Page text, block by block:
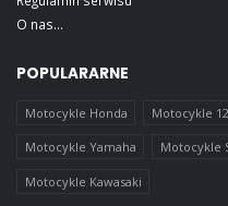
O nas...
POPULARARNE
Motocykle Honda Motocykle
Motocykle Yamaha Motocykle
Motocykle Kawasaki